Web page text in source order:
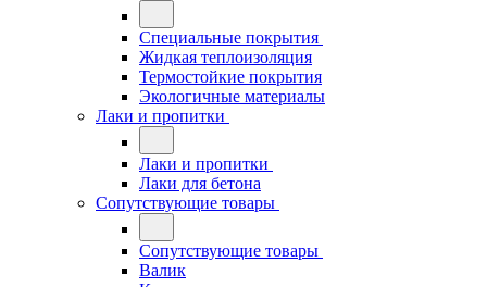
Специальные покрытия
Жидкая теплоизоляция
Термостойкие покрытия
Экологичные материалы
Лаки и пропитки
Лаки и пропитки
Лаки для бетона
Сопутствующие товары
Сопутствующие товары
Валик